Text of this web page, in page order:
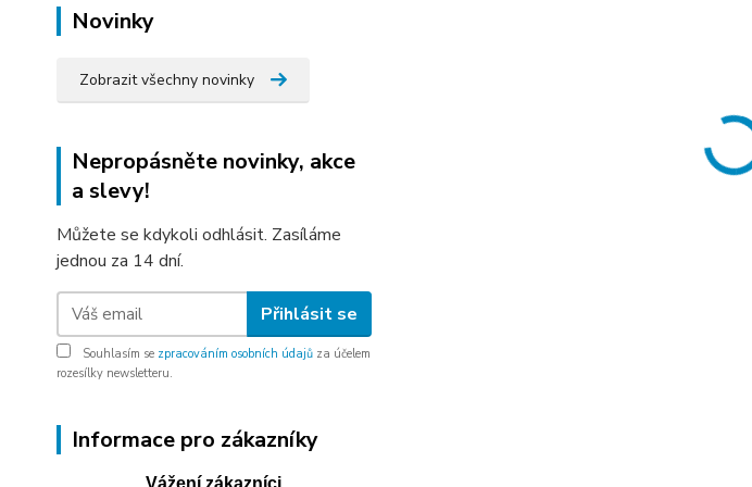
Novinky
Zobrazit všechny novinky
Nepropásněte novinky, akce
a slevy!
Můžete se kdykoli odhlásit. Zasíláme
jednou za 14 dní.
Přihlásit se
Souhlasím se zpracováním osobních údajů za účelem
rozesílky newsletteru.
Informace pro zákazníky
Vážení zákazníci